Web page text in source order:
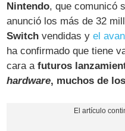
Nintendo, que comunicó
anunció los más de 32
Switch vendidas yel
ha confirmado que tiene
cara afuturos
hardware, muchos de